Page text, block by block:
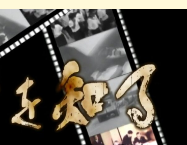
カレー
ガー タコス・タコライス